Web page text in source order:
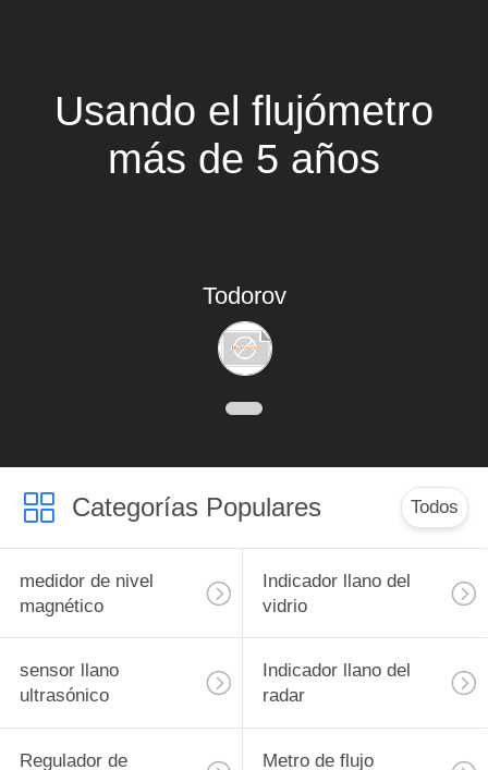
Usando el flujómetro
más de 5 años
Todorov
Categorías Populares Todos
medidor de nivel
magnético
Indicador llano del
vidrio
sensor llano
ultrasónico
Indicador llano del
radar
Regulador de Metro de flujo